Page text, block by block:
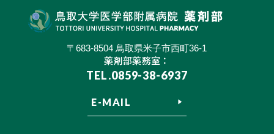
〒683-8504 鳥取県米子市西町36-1
薬剤部薬務室：
TEL.0859-38-6937
E-MAIL